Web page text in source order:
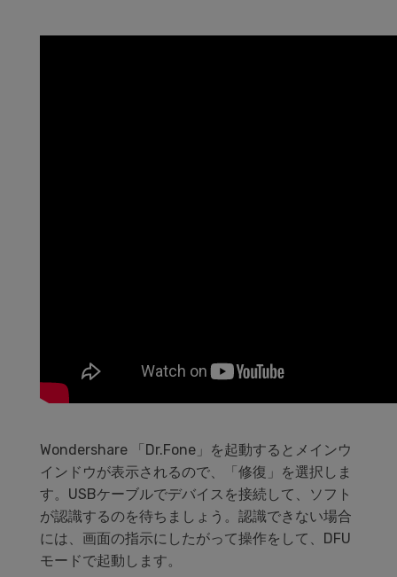
Wondershare 「Dr.Fone」を起動するとメインウ
インドウが表示されるので、「修復」を選択しま
す。USBケーブルでデバイスを接続して、ソフト
が認識するのを待ちましょう。認識できない場合
には、画面の指示にしたがって操作をして、DFU
モードで起動します。